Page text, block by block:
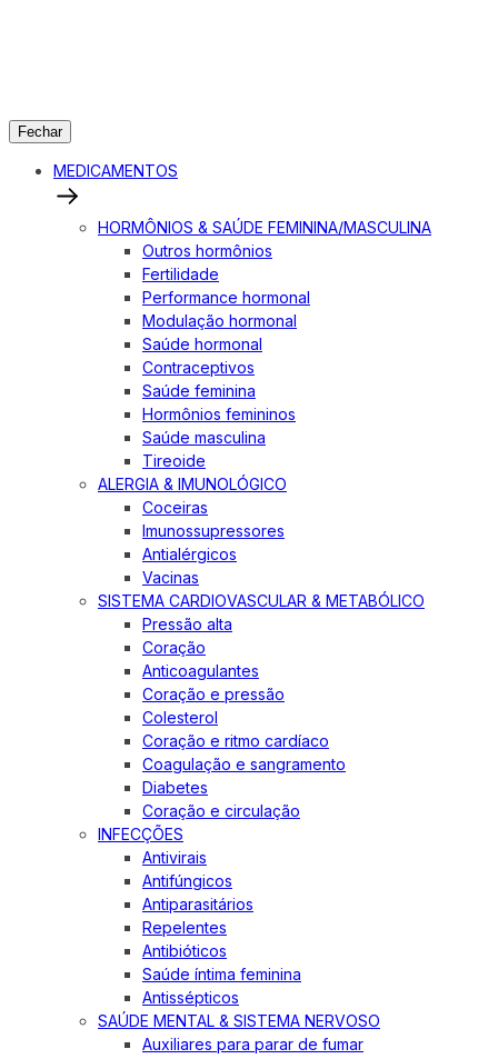
Fechar
MEDICAMENTOS
HORMÔNIOS & SAÚDE FEMININA/MASCULINA
Outros hormônios
Fertilidade
Performance hormonal
Modulação hormonal
Saúde hormonal
Contraceptivos
Saúde feminina
Hormônios femininos
Saúde masculina
Tireoide
ALERGIA & IMUNOLÓGICO
Coceiras
Imunossupressores
Antialérgicos
Vacinas
SISTEMA CARDIOVASCULAR & METABÓLICO
Pressão alta
Coração
Anticoagulantes
Coração e pressão
Colesterol
Coração e ritmo cardíaco
Coagulação e sangramento
Diabetes
Coração e circulação
INFECÇÕES
Antivirais
Antifúngicos
Antiparasitários
Repelentes
Antibióticos
Saúde íntima feminina
Antissépticos
SAÚDE MENTAL & SISTEMA NERVOSO
Auxiliares para parar de fumar